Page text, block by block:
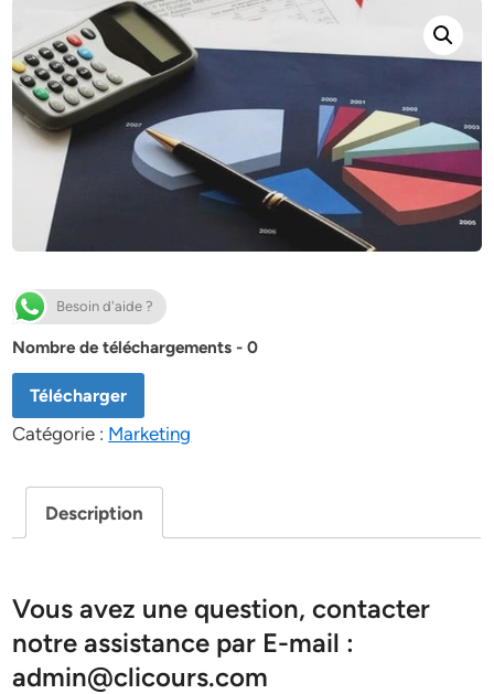
Besoin d'aide ?
Nombre de téléchargements - 0
Télécharger
Catégorie : Marketing
Description
Vous avez une question, contacter
notre assistance par E-mail :
admin@clicours.com